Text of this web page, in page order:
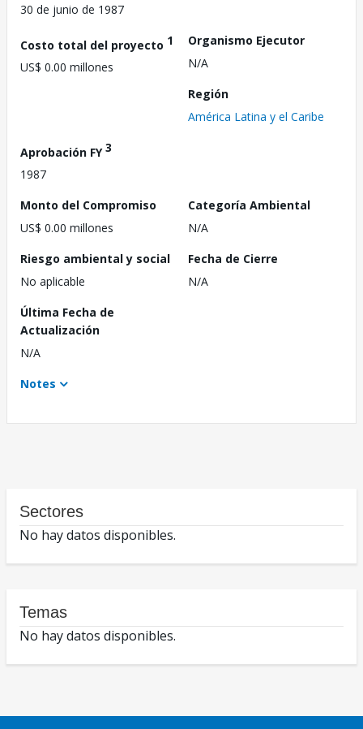
30 de junio de 1987
Costo total del proyecto 1
US$ 0.00 millones
Organismo Ejecutor
N/A
Región
América Latina y el Caribe
Aprobación FY3
1987
Monto del Compromiso
US$ 0.00 millones
Categoría Ambiental
N/A
Riesgo ambiental y social
No aplicable
Fecha de Cierre
N/A
Última Fecha de
Actualización
N/A
Notes
Sectores
No hay datos disponibles.
Temas
No hay datos disponibles.